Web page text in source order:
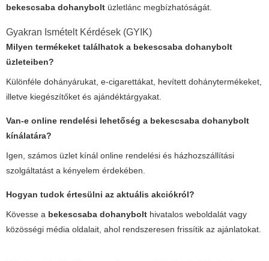
bekescsaba dohanybolt üzletlánc megbízhatóságát.
Gyakran Ismételt Kérdések (GYIK)
Milyen termékeket találhatok a bekescsaba dohanybolt
üzleteiben?
Különféle dohányárukat, e-cigarettákat, hevített dohánytermékeket,
illetve kiegészítőket és ajándéktárgyakat.
Van-e online rendelési lehetőség a bekescsaba dohanybolt
kínálatára?
Igen, számos üzlet kínál online rendelési és házhozszállítási
szolgáltatást a kényelem érdekében.
Hogyan tudok értesülni az aktuális akciókról?
Kövesse a bekescsaba dohanybolt hivatalos weboldalát vagy
közösségi média oldalait, ahol rendszeresen frissítik az ajánlatokat.